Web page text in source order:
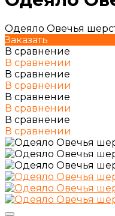
Одеяло Овечья
Заказать
В сравнение
В сравнении
В сравнение
В сравнении
В сравнение
В сравнении
В сравнение
В сравнении